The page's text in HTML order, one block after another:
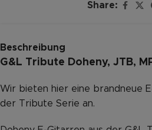
Share:
Beschreibung
G&L Tribute Doheny, JTB,
Wir bieten hier eine brandneue
der Tribute Serie an.